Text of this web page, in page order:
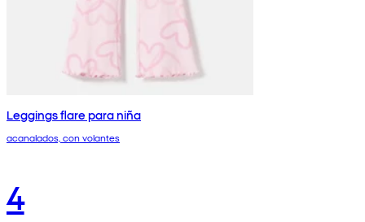
Leggings flare para niña
acanalados, con volantes
4